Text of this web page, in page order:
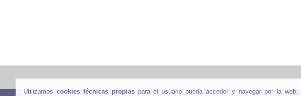
Utilizamos cookies técnicas propiaspara el usuario pueda acceder y navegar por la web;